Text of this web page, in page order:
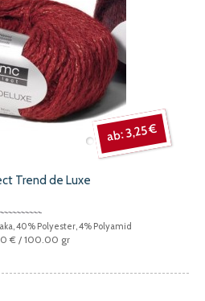
3,25 €
Trend de Luxe
40% Polyester, 4% Polyamid
€ / 100.00 gr